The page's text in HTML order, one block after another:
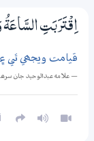
اِقْتَرَبَتِ السَّاعَةُ
قيامت ويجھي ٿي
— علامه عبدالوحيد جان